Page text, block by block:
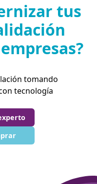
tus
tomando
tecnología